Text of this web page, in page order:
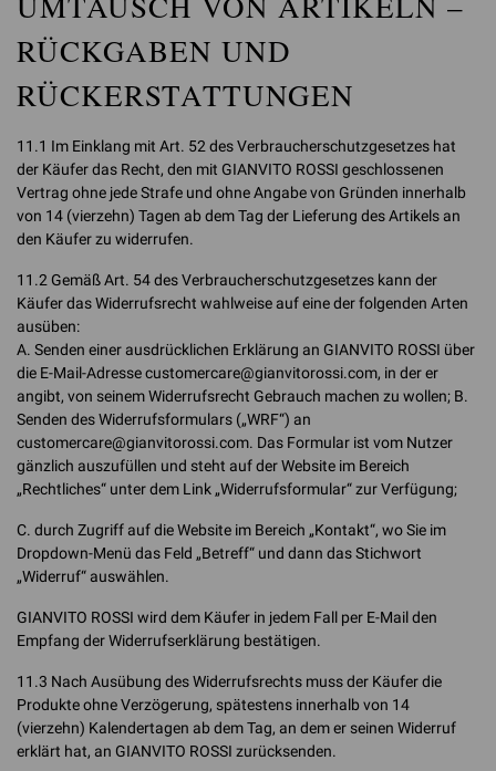
RÜCKGABEN UND
RÜCKERSTATTUNGEN
11.1 Im Einklang mit Art. 52 des Verbraucherschutzgesetzes hat
der Käufer das Recht, den mit GIANVITO ROSSI geschlossenen
Vertrag ohne jede Strafe und ohne Angabe von Gründen innerhalb
von 14 (vierzehn) Tagen ab dem Tag der Lieferung des Artikels an
den Käufer zu widerrufen.
11.2 Gemäß Art. 54 des Verbraucherschutzgesetzes kann der
Käufer das Widerrufsrecht wahlweise auf eine der folgenden Arten
ausüben:
A. Senden einer ausdrücklichen Erklärung an GIANVITO ROSSI über
die E-Mail-Adresse customercare@gianvitorossi.com, in der er
angibt, von seinem Widerrufsrecht Gebrauch machen zu wollen; B.
Senden des Widerrufsformulars („WRF“) an
customercare@gianvitorossi.com. Das Formular ist vom Nutzer
gänzlich auszufüllen und steht auf der Website im Bereich
„Rechtliches“ unter dem Link „Widerrufsformular“ zur Verfügung;
C. durch Zugriff auf die Website im Bereich „Kontakt“, wo Sie im
Dropdown-Menü das Feld „Betreff“ und dann das Stichwort
„Widerruf“ auswählen.
GIANVITO ROSSI wird dem Käufer in jedem Fall per E-Mail den
Empfang der Widerrufserklärung bestätigen.
11.3 Nach Ausübung des Widerrufsrechts muss der Käufer die
Produkte ohne Verzögerung, spätestens innerhalb von 14
(vierzehn) Kalendertagen ab dem Tag, an dem er seinen Widerruf
erklärt hat, an GIANVITO ROSSI zurücksenden.